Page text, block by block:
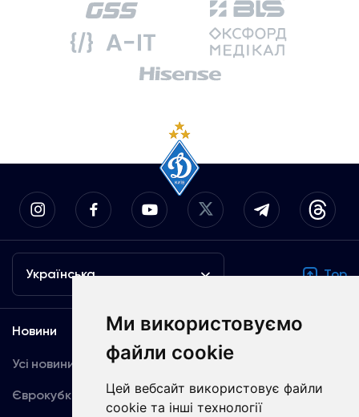
Ми використовуємо
файли cookie
Цей вебсайт використовує файли
cookie та інші технології
Українська Top
Новини
Усі новини
Єврокубки
Медіа
Динамо TV
Фотогалерея